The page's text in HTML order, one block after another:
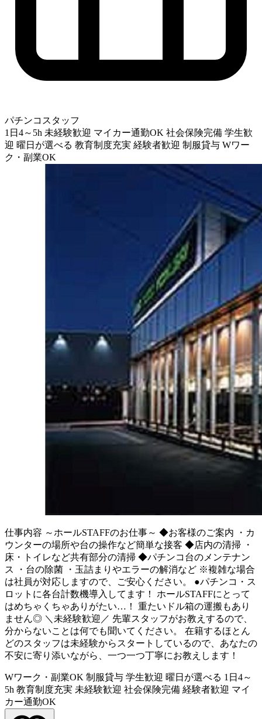
パチンコスタッフ
1日4～5h 未経験歓迎 マイカー通勤OK 社会保険完備 学生歓
迎 曜日が選べる 教育制度充実 経験者歓迎 制服貸与 Wワー
ク・副業OK
仕事内容 ～ホールSTAFFのお仕事～ ◆お客様のご案内 ・カ
ウンターの場所や台の操作など簡単な接客 ◆店内の清掃 ・
床・トイレなど共有部分の清掃 ◆パチンコ台のメンテナン
ス ・台の除菌 ・玉詰まりやエラーの解消など ※複雑な場合
は社員が対応しますので、ご安心ください。 ●パチンコ・ス
ロットに各台計数機導入してます！ ホールSTAFFにとって
はめちゃくちゃありがたい…！ 重たいドル箱の運搬もあり
ません◎ ＼未経験歓迎／ 先輩スタッフがお教えするので、
分からないことは何でも聞いてください。 在籍するほとん
どのスタッフは未経験からスタートしているので、あなたの
不安に寄り添いながら、一つ一つ丁寧にお教えします！
Wワーク・副業OK 制服貸与 学生歓迎 曜日が選べる 1日4～
5h 教育制度充実 未経験歓迎 社会保険完備 経験者歓迎 マイ
カー通勤OK